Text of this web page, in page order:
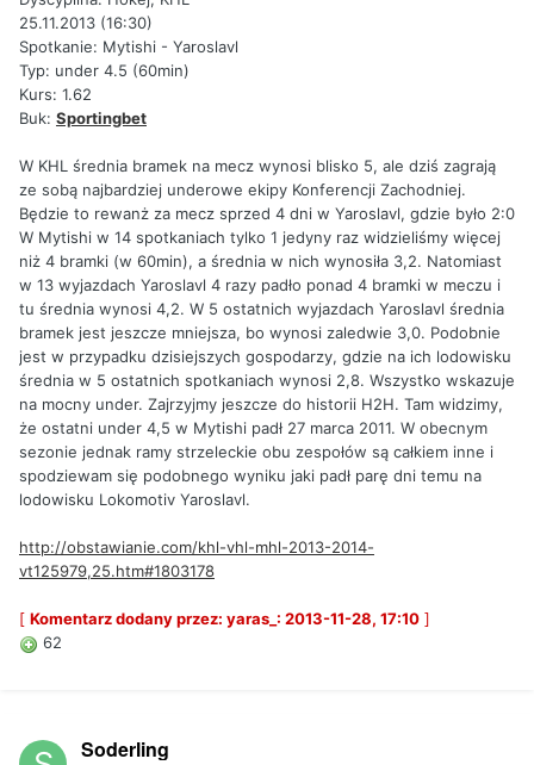
25.11.2013 (16:30)
Spotkanie: Mytishi - Yaroslavl
Typ: under 4.5 (60min)
Kurs: 1.62
Buk: Sportingbet
W KHL średnia bramek na mecz wynosi blisko 5, ale dziś zagrają
ze sobą najbardziej underowe ekipy Konferencji Zachodniej.
Będzie to rewanż za mecz sprzed 4 dni w Yaroslavl, gdzie było 2:0
W Mytishi w 14 spotkaniach tylko 1 jedyny raz widzieliśmy więcej
niż 4 bramki (w 60min), a średnia w nich wynosiła 3,2. Natomiast
w 13 wyjazdach Yaroslavl 4 razy padło ponad 4 bramki w meczu i
tu średnia wynosi 4,2. W 5 ostatnich wyjazdach Yaroslavl średnia
bramek jest jeszcze mniejsza, bo wynosi zaledwie 3,0. Podobnie
jest w przypadku dzisiejszych gospodarzy, gdzie na ich lodowisku
średnia w 5 ostatnich spotkaniach wynosi 2,8. Wszystko wskazuje
na mocny under. Zajrzyjmy jeszcze do historii H2H. Tam widzimy,
że ostatni under 4,5 w Mytishi padł 27 marca 2011. W obecnym
sezonie jednak ramy strzeleckie obu zespołów są całkiem inne i
spodziewam się podobnego wyniku jaki padł parę dni temu na
lodowisku Lokomotiv Yaroslavl.
http://obstawianie.com/khl-vhl-mhl-2013-2014-
vt125979,25.htm#1803178
[ Komentarz dodany przez: yaras_: 2013-11-28, 17:10 ]
62
Soderling